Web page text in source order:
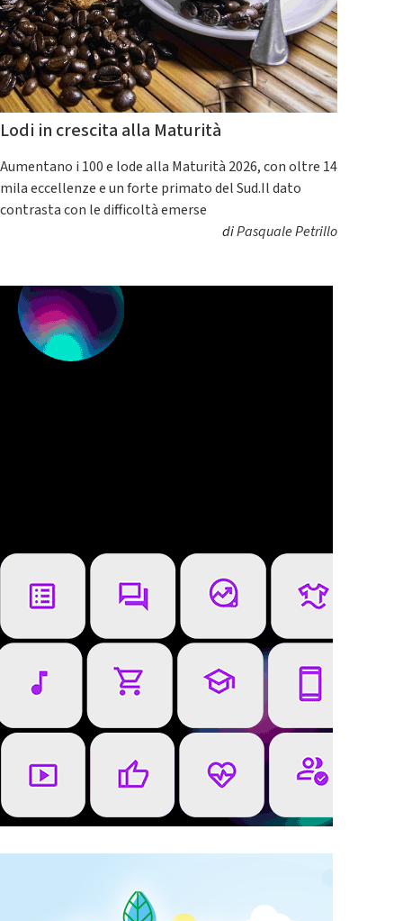
Lodi in crescita alla Maturità
Aumentano i 100 e lode alla Maturità 2026, con oltre 14
mila eccellenze e un forte primato del Sud.Il dato
contrasta con le difficoltà emerse
diPasquale Petrillo